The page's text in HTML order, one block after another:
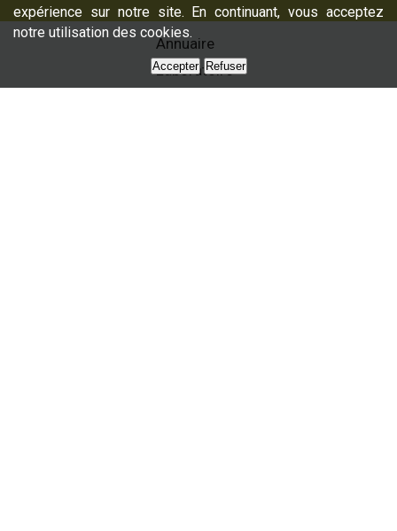
Annuaire
Laboratoire
expérience sur notre site. En continuant, vous acceptez
notre utilisation des cookies.
Accepter Refuser